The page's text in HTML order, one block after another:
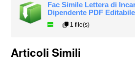
Fac Simile Lettera di
Dipendente PDF Editabile
1 file(s)
Articoli Simili